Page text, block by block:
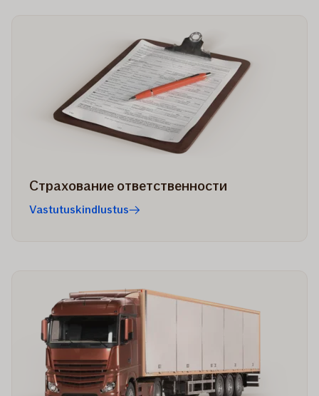
Страхование ответственности
Vastutuskindlustus